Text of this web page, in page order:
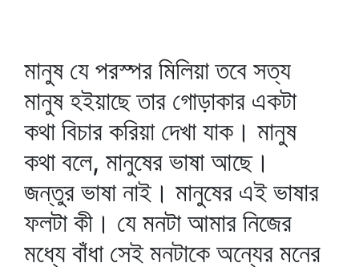
মানুষ যে পরস্পর মিলিয়া তবে সত্য
মানুষ হইয়াছে তার গোড়াকার একটা
কথা বিচার করিয়া দেখা যাক। মানুষ
কথা বলে, মানুষের ভাষা আছে।
জন্তুর ভাষা নাই। মানুষের এই ভাষার
ফলটা কী। যে মনটা আমার নিজের
মধ্যে বাঁধা সেই মনটাকে অন্যের মনের